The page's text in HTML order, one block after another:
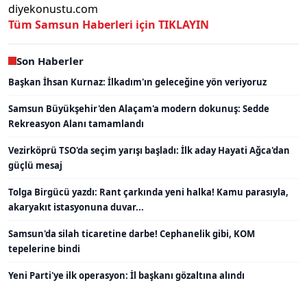
diyekonustu.com
Tüm Samsun Haberleri için TIKLAYIN
Son Haberler
Başkan İhsan Kurnaz: İlkadım'ın geleceğine yön veriyoruz
Samsun Büyükşehir'den Alaçam'a modern dokunuş: Sedde
Rekreasyon Alanı tamamlandı
Vezirköprü TSO'da seçim yarışı başladı: İlk aday Hayati Ağca'dan
güçlü mesaj
Tolga Birgücü yazdı: Rant çarkında yeni halka! Kamu parasıyla,
akaryakıt istasyonuna duvar...
Samsun'da silah ticaretine darbe! Cephanelik gibi, KOM
tepelerine bindi
Yeni Parti'ye ilk operasyon: İl başkanı gözaltına alındı